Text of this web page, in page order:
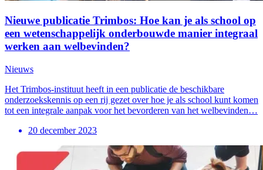
Nieuwe publicatie Trimbos: Hoe kan je als school op
een wetenschappelijk onderbouwde manier integraal
werken aan welbevinden?
Nieuws
Het Trimbos-instituut heeft in een publicatie de beschikbare
onderzoekskennis op een rij gezet over hoe je als school kunt komen
tot een integrale aanpak voor het bevorderen van het welbevinden…
20 december 2023